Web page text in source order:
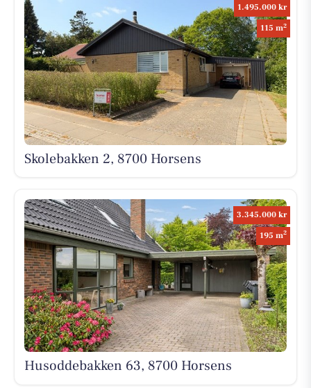
1.495.000 kr
115 m2
Skolebakken 2, 8700 Horsens
3.345.000 kr
195 m2
Husoddebakken 63, 8700 Horsens